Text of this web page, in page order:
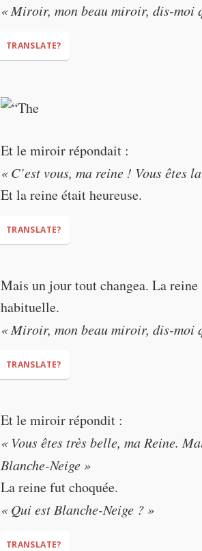
« Miroir, mon beau miroir, dis-moi
TRANSLATE?
“Mirror, my beautiful mirror, tell me,
« Miroir magique au mur,
Et le miroir répondait :
« C’est vous, ma reine ! Vous êtes
Et la reine était heureuse.
TRANSLATE?
"It's you, my queen! You are the
Mais un jour tout changea. La
habituelle.
« Miroir, mon beau miroir, dis-moi
TRANSLATE?
"Mirror, my beautiful mirror, tell me,
Et le miroir répondit :
« Vous êtes très belle, ma Reine.
Blanche-Neige »
La reine fut choquée.
« Qui est Blanche-Neige ? »
TRANSLATE?